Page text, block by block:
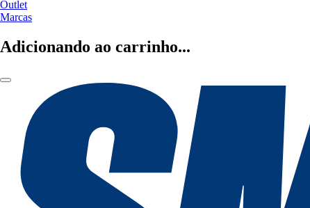
Outlet
Marcas
Adicionando ao carrinho...